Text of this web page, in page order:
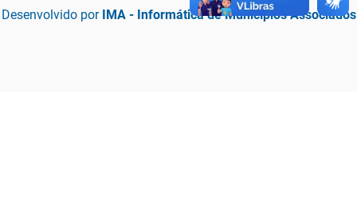
Desenvolvido por IMA - Informática de Municípios Associados